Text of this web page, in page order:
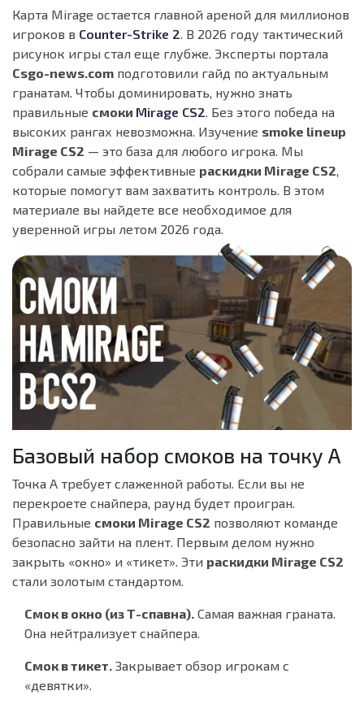
Карта Mirage остается главной ареной для миллионов
игроков в Counter-Strike 2. В 2026 году тактический
рисунок игры стал еще глубже. Эксперты портала
Csgo-news.com подготовили гайд по актуальным
гранатам. Чтобы доминировать, нужно знать
правильные смоки Mirage CS2. Без этого победа на
высоких рангах невозможна. Изучение smoke lineup
Mirage CS2 — это база для любого игрока. Мы
собрали самые эффективные раскидки Mirage CS2,
которые помогут вам захватить контроль. В этом
материале вы найдете все необходимое для
уверенной игры летом 2026 года.
Базовый набор смоков на точку А
Точка А требует слаженной работы. Если вы не
перекроете снайпера, раунд будет проигран.
Правильные смоки Mirage CS2 позволяют команде
безопасно зайти на плент. Первым делом нужно
закрыть «окно» и «тикет». Эти раскидки Mirage CS2
стали золотым стандартом.
Смок в окно (из Т-спавна). Самая важная граната.
Она нейтрализует снайпера.
Смок в тикет. Закрывает обзор игрокам с
«девятки».